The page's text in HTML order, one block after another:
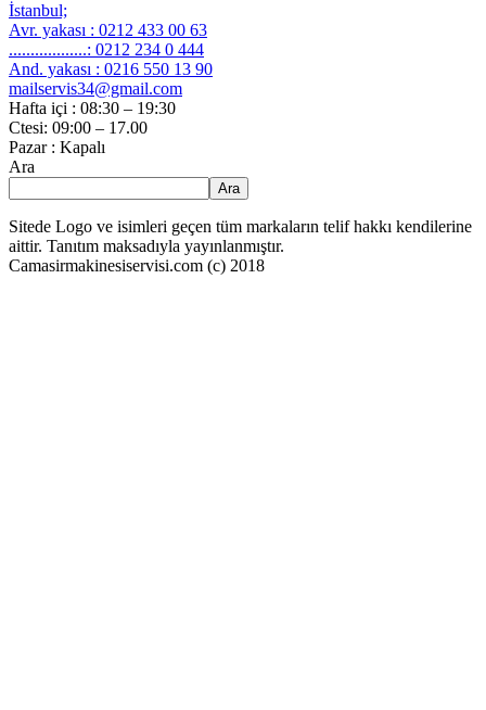
İstanbul;
Avr. yakası : 0212 433 00 63
..................: 0212 234 0 444
And. yakası : 0216 550 13 90
mailservis34@gmail.com
Hafta içi : 08:30 – 19:30
Ctesi: 09:00 – 17.00
Pazar : Kapalı
Ara
Ara
Sitede Logo ve isimleri geçen tüm markaların telif hakkı kendilerine
aittir. Tanıtım maksadıyla yayınlanmıştır.
Camasirmakinesiservisi.com (c) 2018